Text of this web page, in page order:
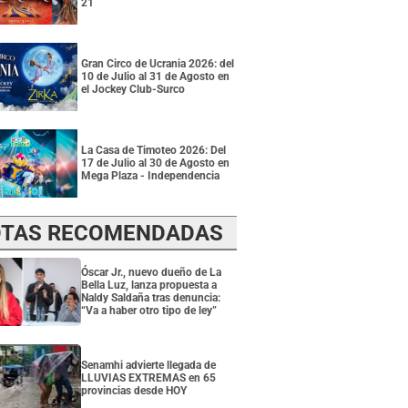
21
Gran Circo de Ucrania 2026: del
10 de Julio al 31 de Agosto en
el Jockey Club-Surco
La Casa de Timoteo 2026: Del
17 de Julio al 30 de Agosto en
Mega Plaza - Independencia
RECOMENDADAS
Óscar Jr., nuevo dueño de La
Bella Luz, lanza propuesta a
Naldy Saldaña tras denuncia:
“Va a haber otro tipo de ley”
Senamhi advierte llegada de
LLUVIAS EXTREMAS en 65
provincias desde HOY